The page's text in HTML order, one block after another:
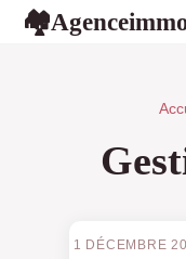
🏘
1 DÉCEMBRE